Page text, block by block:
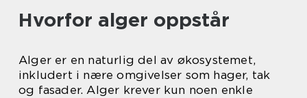
Hvorfor alger oppstår
Alger er en naturlig del av økosystemet,
inkludert i nære omgivelser som hager, tak
og fasader. Alger krever kun noen enkle